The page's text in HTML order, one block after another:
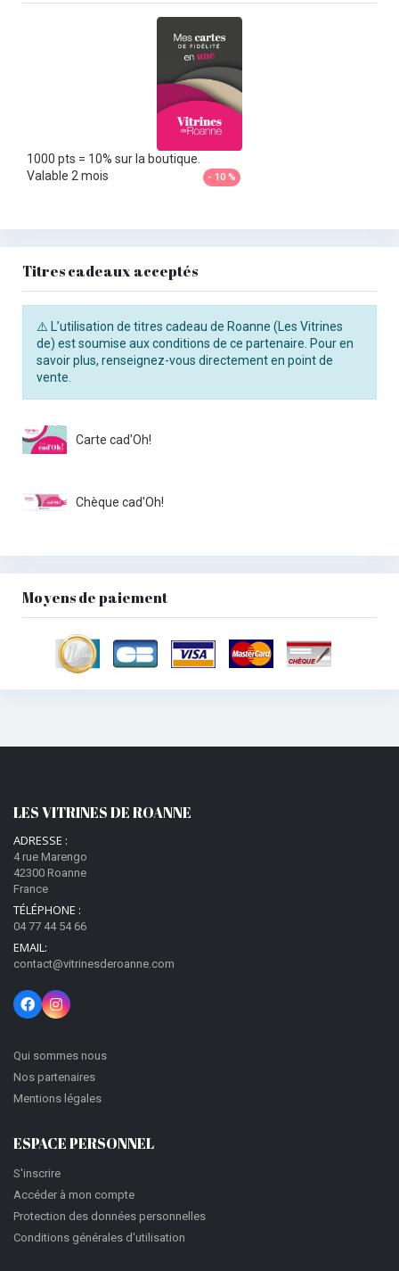
1000 pts = 10% sur la boutique.
Valable 2 mois
- 10 %
Titres cadeaux acceptés
⚠️ L’utilisation de titres cadeau de Roanne (Les Vitrines
de) est soumise aux conditions de ce partenaire. Pour en
savoir plus, renseignez-vous directement en point de
vente.
Carte cad'Oh!
Chèque cad'Oh!
Moyens de paiement
LES VITRINES DE ROANNE
ADRESSE :
4 rue Marengo
42300 Roanne
France
TÉLÉPHONE :
04 77 44 54 66
EMAIL:
contact@vitrinesderoanne.com
Qui sommes nous
Nos partenaires
Mentions légales
ESPACE PERSONNEL
S'inscrire
Accéder à mon compte
Protection des données personnelles
Conditions générales d'utilisation